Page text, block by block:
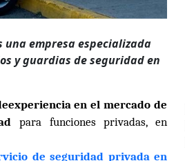
empresa especializada
y guardias de seguridad en
en el mercado de
para funciones privadas, en
de seguridad privada en